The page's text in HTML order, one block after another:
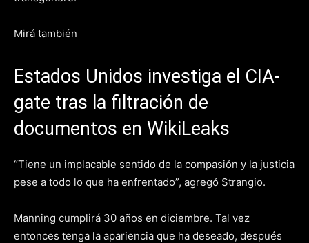
Mirá también
Estados Unidos investiga el CIA-
gate tras la filtración de
documentos en WikiLeaks
“Tiene un implacable sentido de la compasión y la justicia
pese a todo lo que ha enfrentado”, agregó Strangio.
Manning cumplirá 30 años en diciembre. Tal vez
entonces tenga la apariencia que ha deseado, después